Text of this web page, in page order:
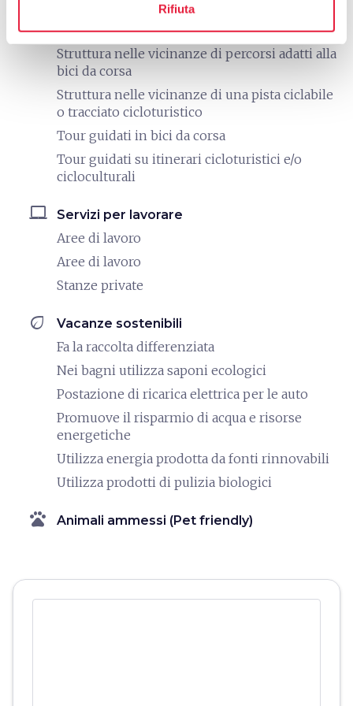
Rifiuta
Bike: Bici da corsa
Noleggio bici da corsa
Struttura nelle vicinanze di percorsi adatti alla
bici da corsa
Struttura nelle vicinanze di una pista ciclabile
o tracciato cicloturistico
Tour guidati in bici da corsa
Tour guidati su itinerari cicloturistici e/o
cicloculturali
laptop_mac Servizi per lavorare
Aree di lavoro
Aree di lavoro
Stanze private
eco Vacanze sostenibili
Fa la raccolta differenziata
Nei bagni utilizza saponi ecologici
Postazione di ricarica elettrica per le auto
Promuove il risparmio di acqua e risorse
energetiche
Utilizza energia prodotta da fonti rinnovabili
Utilizza prodotti di pulizia biologici
pets Animali ammessi (Pet friendly)